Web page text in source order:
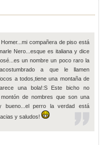
compañera de piso está
Nero...esque es italiana y dice
un nombre un poco raro la
a que le llamen
a todos,tiene una montaña de
una bola!:S Este bicho no
de nombres que son una
bueno...el perro la verdad está
y saludos!